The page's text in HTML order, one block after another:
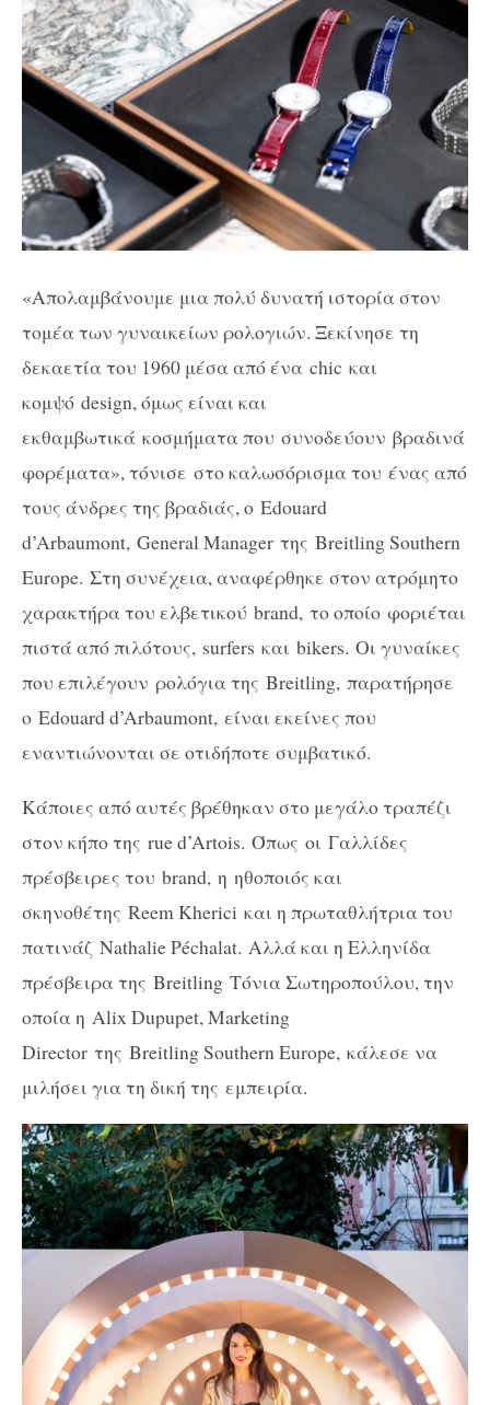
«Απολαμβάνουμε μια πολύ δυνατή ιστορία στον
τομέα των γυναικείων ρολογιών. Ξεκίνησε τη
δεκαετία του 1960 μέσα από ένα chic και
κομψό design, όμως είναι και
εκθαμβωτικά κοσμήματα που συνοδεύουν βραδινά
φορέματα», τόνισε στο καλωσόρισμα του ένας από
τους άνδρες της βραδιάς, ο Edouard
d’Arbaumont, General Manager της Breitling Southern
Europe. Στη συνέχεια, αναφέρθηκε στον ατρόμητο
χαρακτήρα του ελβετικού brand, το οποίο φοριέται
πιστά από πιλότους, surfers και bikers. Οι γυναίκες
που επιλέγουν ρολόγια της Breitling, παρατήρησε
ο Edouard d’Arbaumont, είναι εκείνες που
εναντιώνονται σε οτιδήποτε συμβατικό.
Κάποιες από αυτές βρέθηκαν στο μεγάλο τραπέζι
στον κήπο της rue d’Artois. Όπως οι Γαλλίδες
πρέσβειρες του brand, η ηθοποιός και
σκηνοθέτης Reem Kherici και η πρωταθλήτρια του
πατινάζ Nathalie Péchalat. Αλλά και η Ελληνίδα
πρέσβειρα της Breitling Τόνια Σωτηροπούλου, την
οποία η Alix Dupupet, Marketing
Director της Breitling Southern Europe, κάλεσε να
μιλήσει για τη δική της εμπειρία.